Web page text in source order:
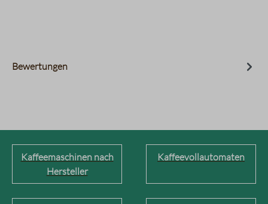
Bewertungen
Kaffeemaschinen nach
Hersteller
Kaffeevollautomaten